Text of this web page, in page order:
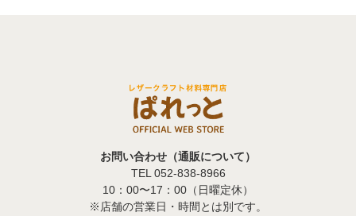
お問い合わせ（通販について）
TEL 052-838-8966
10：00〜17：00（日曜定休）
※店舗の営業日・時間とは別です。